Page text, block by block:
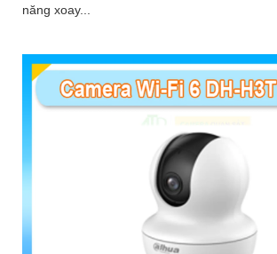
năng xoay...